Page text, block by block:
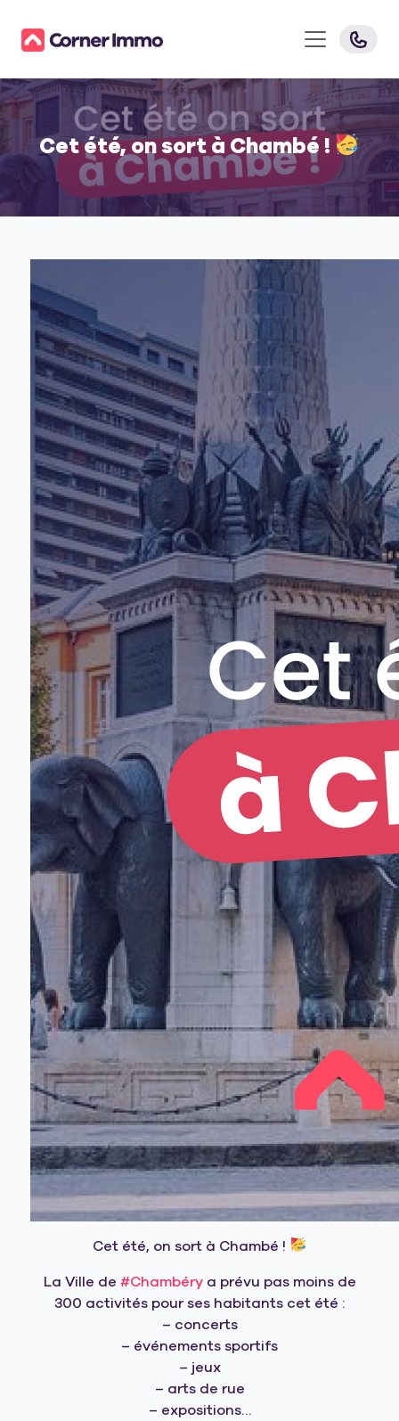
Cet été, on sort à Chambé !
Cet été, on sort à Chambé !
La Ville de #Chambérya prévu pas moins de
300 activités pour ses habitants cet été :
– concerts
– événements sportifs
– jeux
– arts de rue
– expositions…